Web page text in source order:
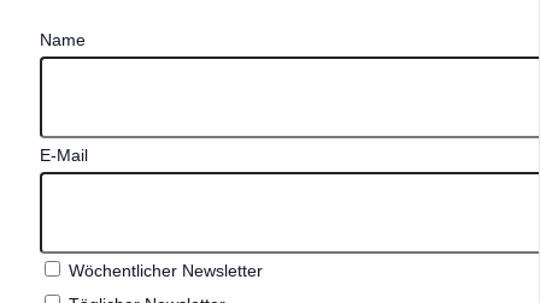
Name
E-Mail
Wöchentlicher Newsletter